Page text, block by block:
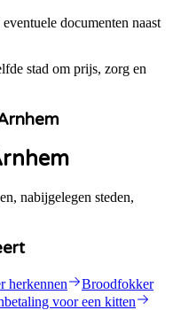
documenten naast
stad om prijs, zorg en
nabijgelegen steden,
herkennen
Broodfokker
voor een kitten